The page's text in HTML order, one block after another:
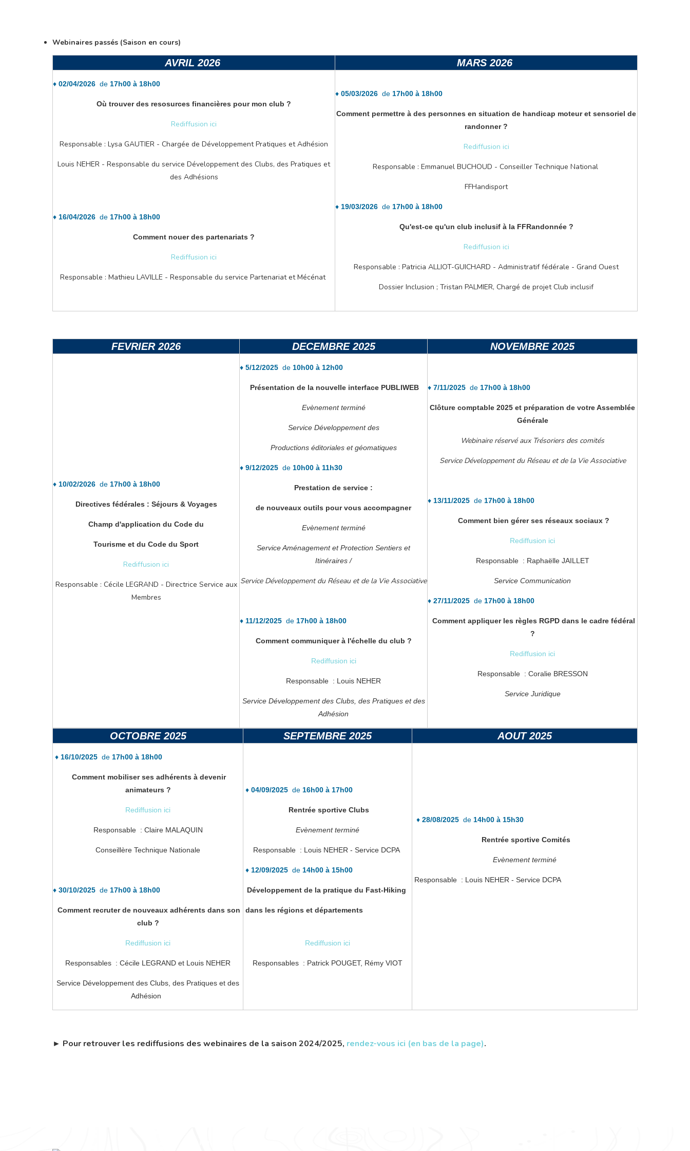
Webinaires passés (Saison en cours)
AVRIL 2026 MARS 2026
♦ 02/04/2026 de 17h00 à 18h00
Où trouver des resosurces financières pour mon club ?
Rediffusion ici
Responsable : Lysa GAUTIER - Chargée de Développement Pratiques et Adhésion
Louis NEHER - Responsable du service Développement des Clubs, des Pratiques et
des Adhésions
♦ 16/04/2026 de 17h00 à 18h00
Comment nouer des partenariats ?
Rediffusion ici
Responsable : Mathieu LAVILLE - Responsable du service Partenariat et Mécénat
♦ 05/03/2026 de 17h00 à 18h00
Comment permettre à des personnes en situation de handicap moteur et sensoriel de
randonner ?
Rediffusion ici
Responsable : Emmanuel BUCHOUD - Conseiller Technique National
FFHandisport
♦ 19/03/2026 de 17h00 à 18h00
Qu'est-ce qu'un club inclusif à la FFRandonnée ?
Rediffusion ici
Responsable : Patricia ALLIOT-GUICHARD - Administratif fédérale - Grand Ouest
Dossier Inclusion ; Tristan PALMIER, Chargé de projet Club inclusif
FEVRIER 2026 DECEMBRE 2025 NOVEMBRE 2025
♦ 10/02/2026 de 17h00 à 18h00
Directives fédérales : Séjours & Voyages
Champ d'application du Code du
Tourisme et du Code du Sport
Rediffusion ici
Responsable : Cécile LEGRAND - Directrice Service aux
Membres
♦ 5/12/2025 de 10h00 à 12h00
Présentation de la nouvelle interface PUBLIWEB
Evènement terminé
Service Développement des
Productions éditoriales et géomatiques
♦ 9/12/2025 de 10h00 à 11h30
Prestation de service :
de nouveaux outils pour vous accompagner
Evènement terminé
Service Aménagement et Protection Sentiers et
Itinéraires /
Service Développement du Réseau et de la Vie Associative
♦ 11/12/2025 de 17h00 à 18h00
Comment communiquer à l'échelle du club ?
Rediffusion ici
Responsable : Louis NEHER
Service Développement des Clubs, des Pratiques et des
Adhésion
♦ 7/11/2025 de 17h00 à 18h00
Clôture comptable 2025 et préparation de votre Assemblée
Générale
Webinaire réservé aux Trésoriers des comités
Service Développement du Réseau et de la Vie Associative
♦ 13/11/2025 de 17h00 à 18h00
Comment bien gérer ses réseaux sociaux ?
Rediffusion ici
Responsable : Raphaëlle JAILLET
Service Communication
♦ 27/11/2025 de 17h00 à 18h00
Comment appliquer les règles RGPD dans le cadre fédéral
?
Rediffusion ici
Responsable : Coralie BRESSON
Service Juridique
OCTOBRE 2025 SEPTEMBRE 2025 AOUT 2025
♦ 16/10/2025 de 17h00 à 18h00
Comment mobiliser ses adhérents à devenir
animateurs ?
Rediffusion ici
Responsable : Claire MALAQUIN
Conseillère Technique Nationale
♦ 30/10/2025 de 17h00 à 18h00
Comment recruter de nouveaux adhérents dans son
club ?
Rediffusion ici
Responsables : Cécile LEGRAND et Louis NEHER
Service Développement des Clubs, des Pratiques et des
Adhésion
♦ 04/09/2025 de 16h00 à 17h00
Rentrée sportive Clubs
Evènement terminé
Responsable : Louis NEHER - Service DCPA
♦ 12/09/2025 de 14h00 à 15h00
Développement de la pratique du Fast-Hiking
dans les régions et départements
Rediffusion ici
Responsables : Patrick POUGET, Rémy VIOT
♦ 28/08/2025 de 14h00 à 15h30
Rentrée sportive Comités
Evènement terminé
Responsable : Louis NEHER - Service DCPA
► Pour retrouver les rediffusions des webinaires de la saison 2024/2025, rendez-vous ici (en bas de la page).